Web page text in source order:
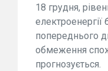
18 грудня,
електроенергії
попереднього
обмеження
прогнозується.